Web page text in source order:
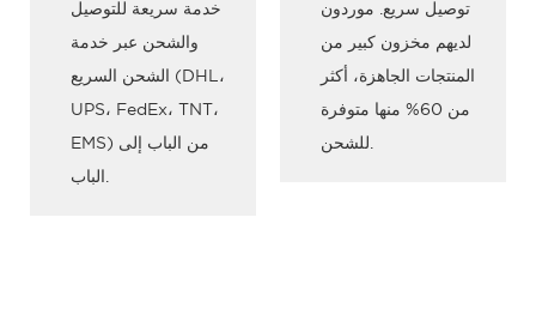
خدمة سريعة للتوصيل
والشحن عبر خدمة
الشحن السريع (DHL،
UPS، FedEx، TNT،
EMS) من الباب إلى
توصيل سريع. موردون
لديهم مخزون كبير من
المنتجات الجاهزة، أكثر
من 60% منها متوفرة